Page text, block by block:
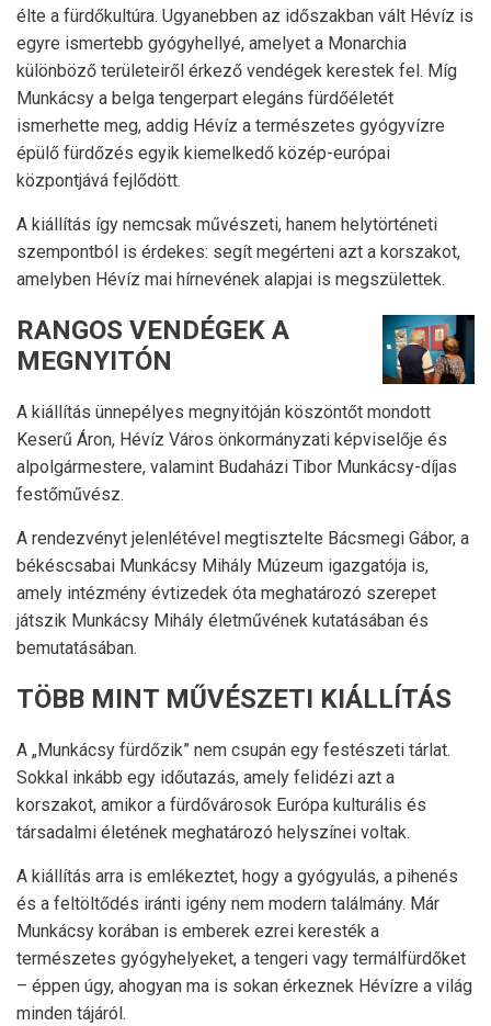
élte a fürdőkultúra. Ugyanebben az időszakban vált Hévíz is
egyre ismertebb gyógyhellyé, amelyet a Monarchia
különböző területeiről érkező vendégek kerestek fel. Míg
Munkácsy a belga tengerpart elegáns fürdőéletét
ismerhette meg, addig Hévíz a természetes gyógyvízre
épülő fürdőzés egyik kiemelkedő közép-európai
központjává fejlődött.
A kiállítás így nemcsak művészeti, hanem helytörténeti
szempontból is érdekes: segít megérteni azt a korszakot,
amelyben Hévíz mai hírnevének alapjai is megszülettek.
RANGOS VENDÉGEK A
MEGNYITÓN
A kiállítás ünnepélyes megnyitóján köszöntőt mondott
Keserű Áron, Hévíz Város önkormányzati képviselője és
alpolgármestere, valamint Budaházi Tibor Munkácsy-díjas
festőművész.
A rendezvényt jelenlétével megtisztelte Bácsmegi Gábor, a
békéscsabai Munkácsy Mihály Múzeum igazgatója is,
amely intézmény évtizedek óta meghatározó szerepet
játszik Munkácsy Mihály életművének kutatásában és
bemutatásában.
TÖBB MINT MŰVÉSZETI KIÁLLÍTÁS
A „Munkácsy fürdőzik” nem csupán egy festészeti tárlat.
Sokkal inkább egy időutazás, amely felidézi azt a
korszakot, amikor a fürdővárosok Európa kulturális és
társadalmi életének meghatározó helyszínei voltak.
A kiállítás arra is emlékeztet, hogy a gyógyulás, a pihenés
és a feltöltődés iránti igény nem modern találmány. Már
Munkácsy korában is emberek ezrei keresték a
természetes gyógyhelyeket, a tengeri vagy termálfürdőket
– éppen úgy, ahogyan ma is sokan érkeznek Hévízre a világ
minden tájáról.